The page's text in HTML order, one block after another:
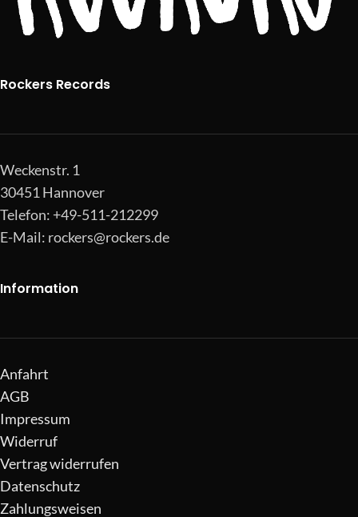
Rockers Records
Weckenstr. 1
30451 Hannover
Telefon: +49-511-212299
E-Mail: rockers@rockers.de
Information
Anfahrt
AGB
Impressum
Widerruf
Vertrag widerrufen
Datenschutz
Zahlungsweisen